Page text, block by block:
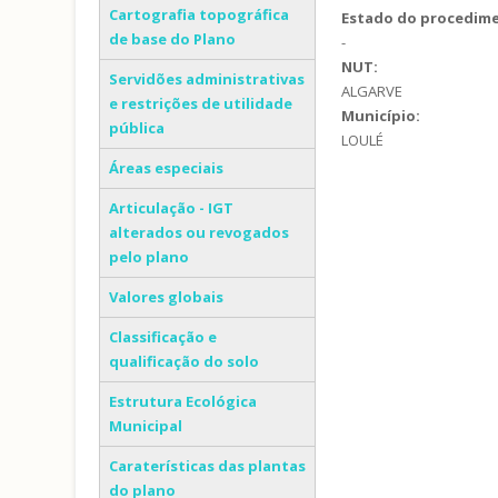
Cartografia topográfica
de base do Plano
Servidões administrativas
e restrições de utilidade
pública
Áreas especiais
Articulação - IGT
alterados ou revogados
pelo plano
Valores globais
Classificação e
qualificação do solo
Estrutura Ecológica
Municipal
Caraterísticas das plantas
do plano
Estado do
-
NUT:
ALGARVE
Município:
LOULÉ